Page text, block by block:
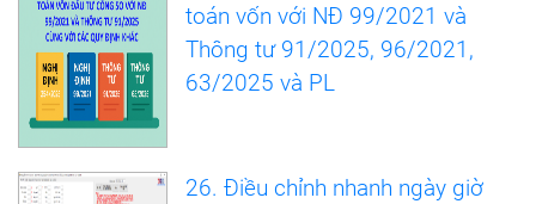
toán vốn với NĐ 99/2021 và
Thông tư 91/2025, 96/2021,
63/2025 và PL
26. Điều chỉnh nhanh ngày giờ